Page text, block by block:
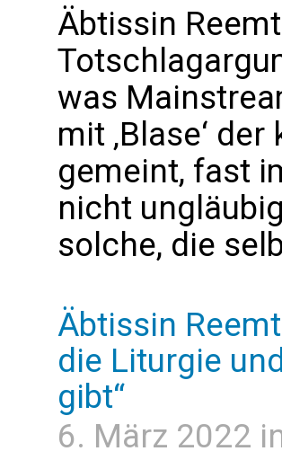
Äbtissin
was
mit ‚Blase‘
gemeint, fast
nicht
solche, die
Äbtissin
die Liturgie
gibt“
6. März 2022